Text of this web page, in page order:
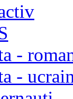
-
-